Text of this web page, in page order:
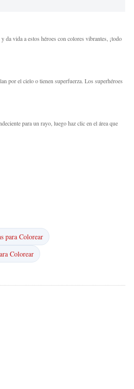
da vida a estos héroes con colores vibrantes, ¡todo
por el cielo o tienen superfuerza. Los superhéroes
para un rayo, luego haz clic en el área que
para Colorear
Colorear